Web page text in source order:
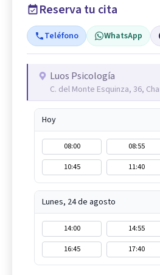
Reserva tu cita
Teléfono WhatsApp
Luos Psicología
C. del Monte Esquinza, 36,
Hoy
08:00 08:55
10:45
11:40
Lunes, 24 de agosto
14:00 14:55
16:45
17:40